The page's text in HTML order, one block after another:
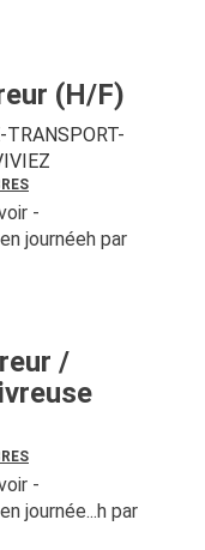
(H/F)
TRANSPORT-
-
journéeh par
/
-
journée...h par